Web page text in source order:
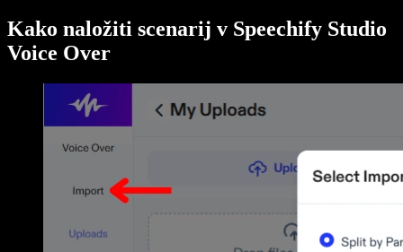
Kako naložiti scenarij v Speechify Studio
Voice Over